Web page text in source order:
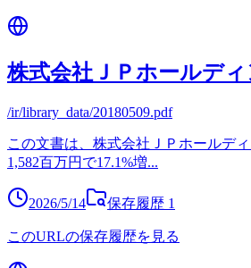
株式会社ＪＰホールデ
/ir/library_data/20180509.pdf
この文書は、株式会社ＪＰホールデ
1,582百万円で17.1%増...
2026/5/14 保存履歴 1
このURLの保存履歴を見る